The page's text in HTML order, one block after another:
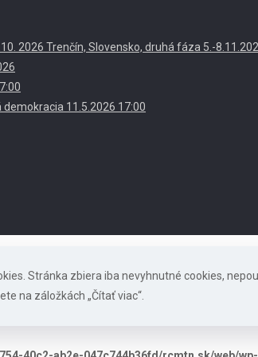
2026 Trenčín, Slovensko, druhá fáza 5.-
11.5.2026 17:00
Stránka zbiera iba nevyhnutné cookies,
na záložkách „Čítať viac“.